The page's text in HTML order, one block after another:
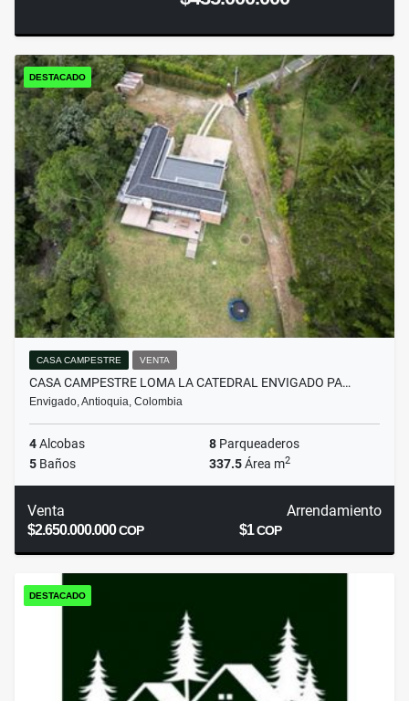
DESTACADO
CASA CAMPESTRE VENTA
CASA CAMPESTRE LOMA LA CATEDRAL ENVIGADO PA…
Envigado, Antioquia, Colombia
4Alcobas 8 Parqueaderos
5 Baños 337.5Área m2
Venta
$2.650.000.000COP
Arrendamiento
$1COP
DESTACADO